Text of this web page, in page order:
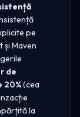
pe
și Maven
de
20%(cea
la